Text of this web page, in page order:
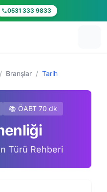
0531 333 9833
/ Branşlar / Tarih
📚 ÖABT 70 dk
Türü Rehberi